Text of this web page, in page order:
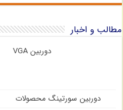
مطالب و اخبار
دوربین VGA
دوربین سورتینگ محصولات